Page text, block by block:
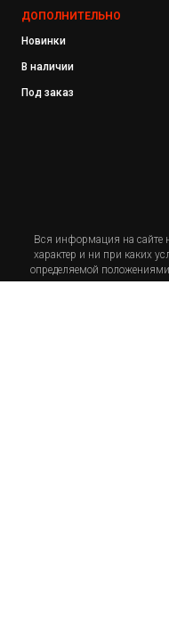
ДОПОЛНИТЕЛЬНО
Новинки
В наличии
Под заказ
Вся информация на сайте
характер и ни при каких
определяемой